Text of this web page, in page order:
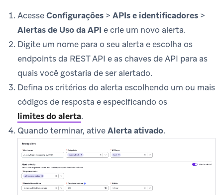
AcesseConfigurações > APIs e identificadores >
Alertas de Uso da API e crie um novo alerta.
Digite um nome para o seu alerta e escolha os
endpoints da REST API e as chaves de API para as
quais você gostaria de ser alertado.
Defina os critérios do alerta escolhendo um ou mais
códigos de resposta e especificando os
limites do alerta.
Quando terminar, ativeAlerta ativado.